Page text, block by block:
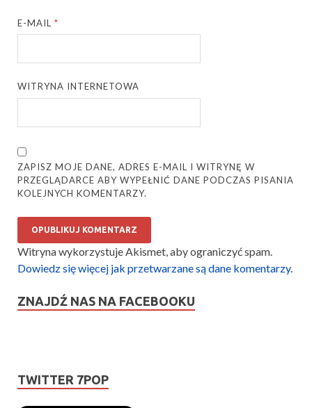
E-MAIL*
WITRYNA INTERNETOWA
ZAPISZ MOJE DANE, ADRES E-MAIL I WITRYNĘ W
PRZEGLĄDARCE ABY WYPEŁNIĆ DANE PODCZAS PISANIA
KOLEJNYCH KOMENTARZY.
Witryna wykorzystuje Akismet, aby ograniczyć spam.
Dowiedz się więcej jak przetwarzane są dane komentarzy.
ZNAJDŹ NAS NA FACEBOOKU
TWITTER 7POP